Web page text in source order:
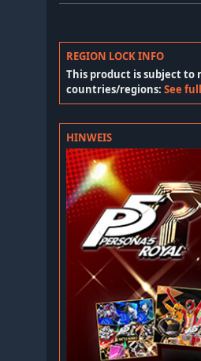
REGION LOCK INFO
This product is subject to
countries/regions: See
HINWEIS